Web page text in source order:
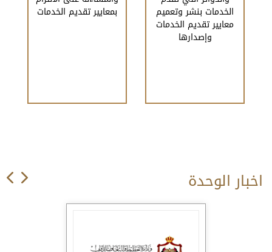
الخدمات بنشر وتعميم
معايير تقديم الخدمات
وإصدارها
بمعايير تقديم الخدمات
اخبار الوحدة